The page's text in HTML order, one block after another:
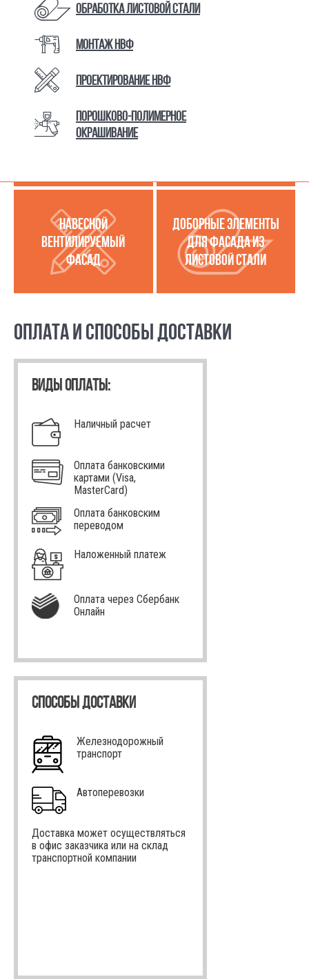
Обработка листовой стали
Монтаж НВФ
Проектирование НВФ
Порошково-полимерное
окрашивание
КАТАЛОГ ТОВАРОВ И УСЛУГ
УСЛУГИ ПО РАБОТЕ С
ЛИСТОВОЙ СТАЛЬЮ
МЕТАЛЛОКАССЕТЫ
НАВЕСНОЙ
ВЕНТИЛИРУЕМЫЙ
ФАСАД
ДОБОРНЫЕ ЭЛЕМЕНТЫ
ДЛЯ ФАСАДА ИЗ
ЛИСТОВОЙ СТАЛИ
ОПЛАТА И СПОСОБЫ ДОСТАВКИ
ВИДЫ ОПЛАТЫ:
Наличный расчет
Оплата банковскими
картами (Visa,
MasterCard)
Оплата банковским
переводом
Наложенный платеж
Оплата через Сбербанк
Онлайн
СПОСОБЫ ДОСТАВКИ
Железнодорожный
транспорт
Автоперевозки
Доставка может осуществляться
в офис заказчика или на склад
транспортной компании